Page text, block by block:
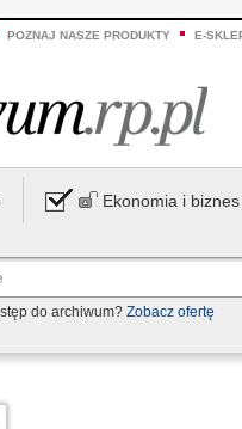
POZNAJ NASZE PRODUKTY E-
Ekonomia i biznes
do archiwum? Zobacz ofertę